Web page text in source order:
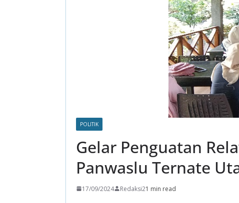
POLITIK
Gelar Penguatan
Panwaslu Ternate
17/09/2024 Redaksi21 min read